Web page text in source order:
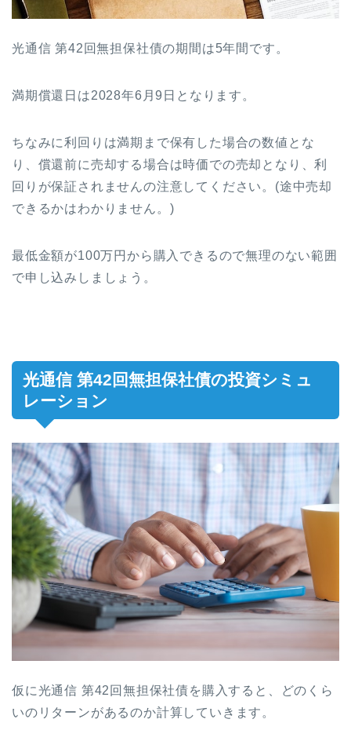
光通信 第42回無担保社債の期間は5年間です。
満期償還日は2028年6月9日となります。
ちなみに利回りは満期まで保有した場合の数値とな
り、償還前に売却する場合は時価での売却となり、利
回りが保証されませんの注意してください。(途中売却
できるかはわかりません。)
最低金額が100万円から購入できるので無理のない範囲
で申し込みしましょう。
光通信 第42回無担保社債の投資シミュ
レーション
仮に光通信 第42回無担保社債を購入すると、どのくら
いのリターンがあるのか計算していきます。